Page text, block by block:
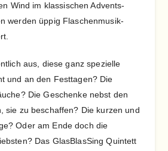
Wind im klassischen Advents-
werden üppig Flaschenmusik-
aus, diese ganz spezielle
und an den Festtagen? Die
Die Geschenke nebst den
sie zu beschaffen? Die kurzen und
Oder am Ende doch die
Das GlasBlasSing Quintett